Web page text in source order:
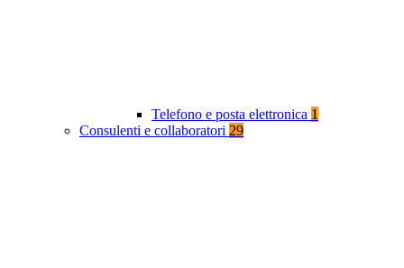
Telefono e posta elettronica 1
Consulenti e collaboratori 29